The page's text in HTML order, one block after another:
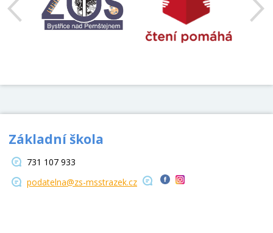
Základní škola
731 107 933
podatelna@zs-msstrazek.cz